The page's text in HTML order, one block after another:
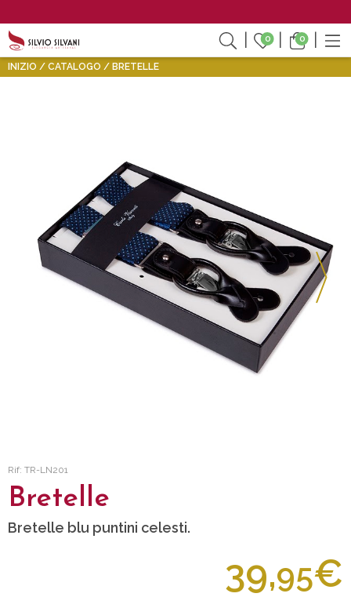
0 0
INIZIO CATALOGO BRETELLE
Rif: TR-LN201
Bretelle
Bretelle blu puntini celesti.
39,95€